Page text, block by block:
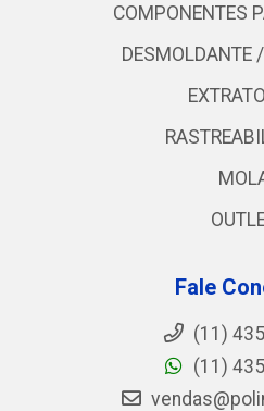
COMPONENTES
DESMOLDANTE
Fale
(11)
(11)